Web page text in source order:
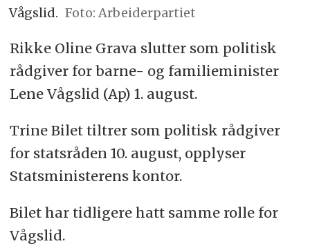
Vågslid. Foto: Arbeiderpartiet
Rikke Oline Grava slutter som politisk
rådgiver for barne- og familieminister
Lene Vågslid (Ap) 1. august.
Trine Bilet tiltrer som politisk rådgiver
for statsråden 10. august, opplyser
Statsministerens kontor.
Bilet har tidligere hatt samme rolle for
Vågslid.